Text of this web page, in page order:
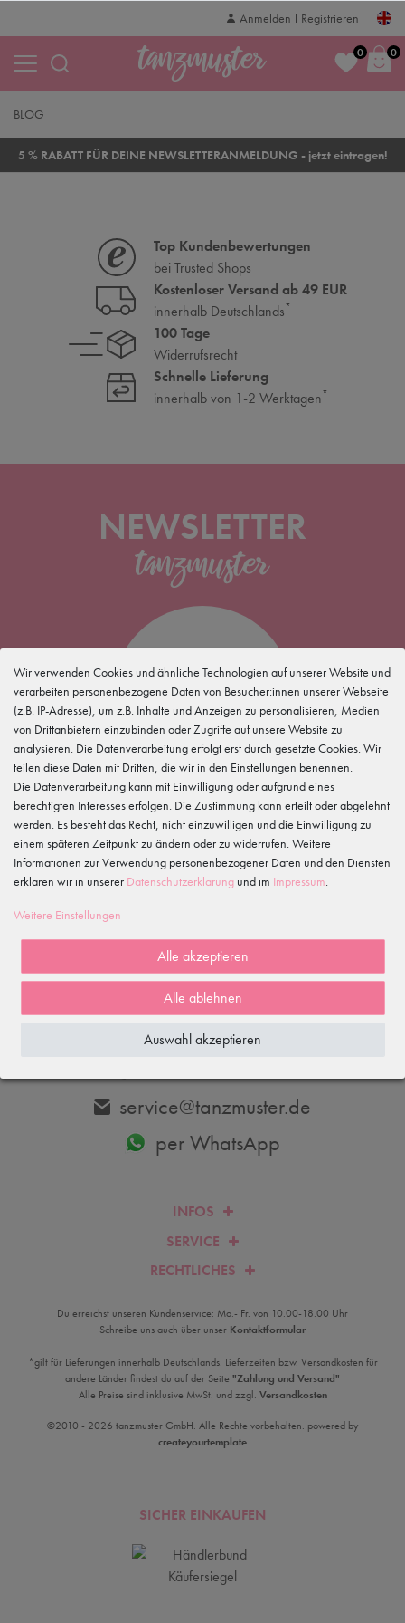
Anmelden Registrieren
0 0
BLOG
5 % RABATT FÜR DEINE NEWSLETTERANMELDUNG - jetzt eintragen!
Top Kundenbewertungen
bei Trusted Shops
Kostenloser Versand ab 49 EUR
innerhalb Deutschlands*
100 Tage
Widerrufsrecht
Schnelle Lieferung
innerhalb von 1-2 Werktagen*
NEWSLETTER
5 %
für Deine
Newsletteranmeldung
Meine Einwilligung kann ich jederzeit widerrufen.
INFOS
SERVICE
RECHTLICHES
DU HAST FRAGEN? WIR HELFEN DIR GERNE WEITER.
service@tanzmuster.de
per WhatsApp
Du erreichst unseren Kundenservice: Mo.- Fr. von 10.00-18.00 Uhr
Schreibe uns auch über unser Kontaktformular
*gilt für Lieferungen innerhalb Deutschlands. Lieferzeiten bzw. Versandkosten für
andere Länder findest du auf der Seite "Zahlung und Versand"
Alle Preise sind inklusive MwSt. und zzgl. Versandkosten
©2010 - 2026 tanzmuster GmbH. Alle Rechte vorbehalten. powered by
createyourtemplate
SICHER EINKAUFEN
Wir verwenden Cookies und ähnliche Technologien auf unserer Website und
verarbeiten personenbezogene Daten von Besucher:innen unserer Webseite
(z.B. IP-Adresse), um z.B. Inhalte und Anzeigen zu personalisieren, Medien
von Drittanbietern einzubinden oder Zugriffe auf unsere Website zu
analysieren. Die Datenverarbeitung erfolgt erst durch gesetzte Cookies. Wir
teilen diese Daten mit Dritten, die wir in den Einstellungen benennen.
Die Datenverarbeitung kann mit Einwilligung oder aufgrund eines
berechtigten Interesses erfolgen. Die Zustimmung kann erteilt oder abgelehnt
werden. Es besteht das Recht, nicht einzuwilligen und die Einwilligung zu
einem späteren Zeitpunkt zu ändern oder zu widerrufen. Weitere
Informationen zur Verwendung personenbezogener Daten und den Diensten
erklären wir in unserer Daten­schutz­erklärung und im Impressum.
Weitere Einstellungen
Alle akzeptieren
Alle ablehnen
Auswahl akzeptieren